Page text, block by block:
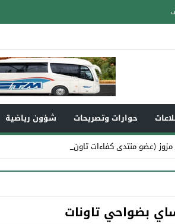
حوارات وتصريحات شؤون رياضية
(عضو منتدى كفاءات تاونات) في ذ_
بضواحي تاونات